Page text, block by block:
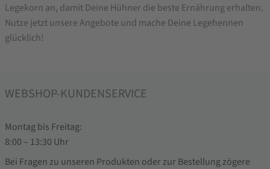
Legekorn an, damit Deine Hühner die beste Ernährung erhalten.
Nutze jetzt unsere Angebote und mache Deine Legehennen
glücklich!
WEBSHOP-KUNDENSERVICE
Montag bis Freitag:
8:00 – 13:30 Uhr
Bei Fragen zu unseren Produkten oder zur Bestellung zögere